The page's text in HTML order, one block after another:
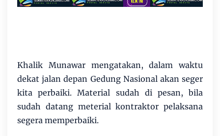
Khalik Munawar mengatakan, dalam waktu
dekat jalan depan Gedung Nasional akan seger
kita perbaiki. Material sudah di pesan, bila
sudah datang meterial kontraktor pelaksana
segera memperbaiki.